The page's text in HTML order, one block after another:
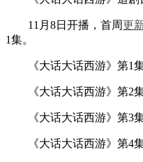
11月8日开播，首周更
1集。
《大话大话西游》第1
《大话大话西游》第2集
《大话大话西游》第3集
《大话大话西游》第4集